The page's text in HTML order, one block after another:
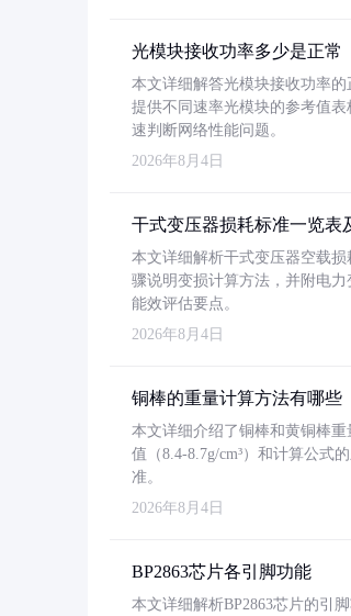
光模块接收功率多少是正常
本文详细解答光模块接收功率
提供不同速率光模块的参考值
速判断网络性能问题。
2026年8月4日
干式变压器损耗标准一览表
本文详细解析干式变压器空载损
骤说明变损计算方法，并附电
能效评估要点。
2026年8月4日
铜棒的重量计算方法有哪些
本文详细介绍了铜棒和黄铜棒
值（8.4-8.7g/cm³）和计算公式
准。
2026年8月4日
BP2863芯片各引脚功能
本文详细解析BP2863芯片的引